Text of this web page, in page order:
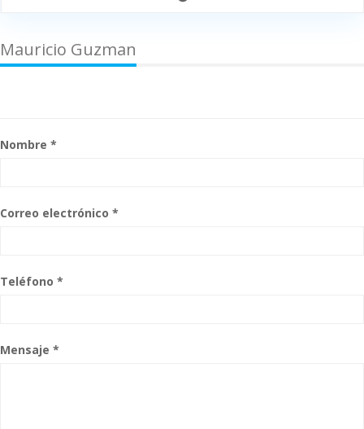
Mauricio Guzman
Nombre *
Correo electrónico *
Teléfono *
Mensaje *